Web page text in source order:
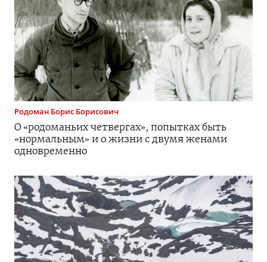
Родоман Борис Борисович
О «родоманьих четвергах», попытках быть
«нормальным» и о жизни с двумя женами
одновременно